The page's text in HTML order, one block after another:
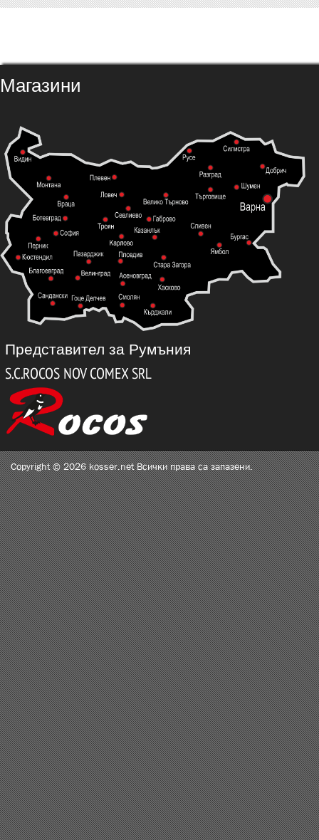
Магазини
Представител за Румъния
Copyright © 2026 kosser.net Всички права са запазени.